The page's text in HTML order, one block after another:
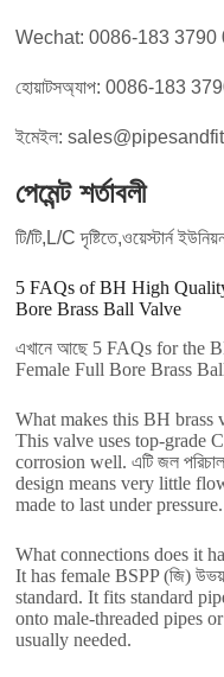
Wechat: 0086-183 3790
হোয়াটসঅ্যাপ: 0086-183
ইমেইল:
পেমেন্ট শর্তাবলী
টি/টি,L/C দৃষ্টিতে,ওয়েস্টার্ন
5FAQs of BH High
Bore Brass Ball Valve
এখানে আছে 5FAQs for the
Female Full Bore Brass
What makes this BH brass
This valve uses top-grade
corrosion well. এটি জল
design means very little
made to last under pressure.
What connections does it
It has female BSPP(জি) উভয়
standard.It fits standard
onto male-threaded pipes
usually needed.